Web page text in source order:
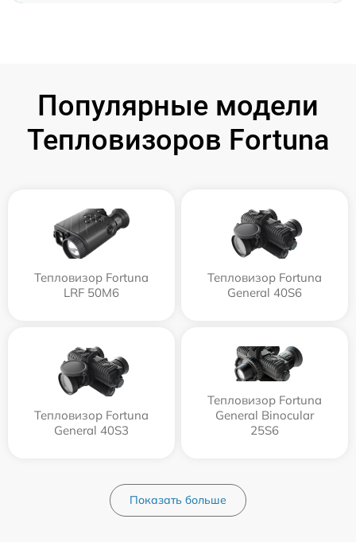
Популярные модели
Тепловизоров Fortuna
Тепловизор Fortuna
LRF 50M6
Тепловизор Fortuna
General 40S6
Тепловизор Fortuna
General 40S3
Тепловизор Fortuna
General Binocular
25S6
Показать больше